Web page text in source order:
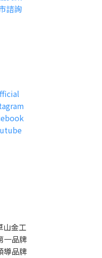
諮詢
山金工
一品牌
導品牌